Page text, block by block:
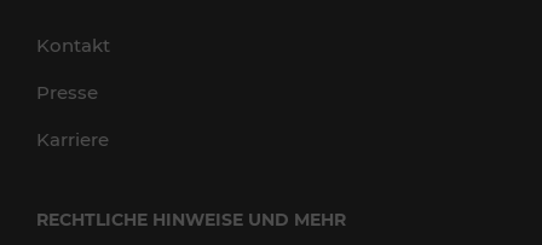
Kontakt
Presse
Karriere
RECHTLICHE HINWEISE UND MEHR